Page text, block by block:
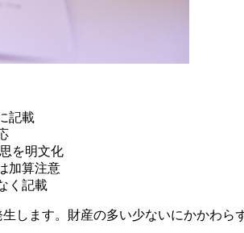
記載
を明文化
加算注意
く記載
します。財産の多い少ないにかかわら